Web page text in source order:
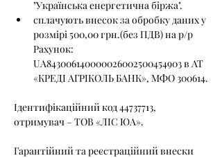
"Українська енергетична біржа".
сплачують внесок за обробку даних у
розмірі 500,00 грн.(без ПДВ) на р/р
Рахунок:
UA843006140000026002500454903 в АТ
«КРЕДІ АГРІКОЛЬ БАНК», МФО 300614.
Ідентифікаційний код 44737713,
отримувач – ТОВ «ЛІС ЮА».
Гарантійний та реєстраційний внески